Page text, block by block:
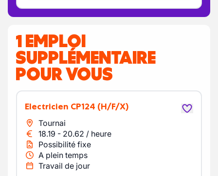
1 EMPLOI
SUPPLÉMENTAIRE
POUR VOUS
Electricien CP124 (H/F/X)
Tournai
18.19 - 20.62 / heure
Possibilité fixe
A plein temps
Travail de jour